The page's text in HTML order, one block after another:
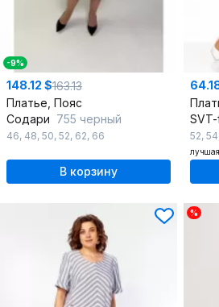
-9%
148.12 $163.13
Платье, Пояс
Содари 755 черный
46, 48, 50, 52, 62, 66
В корзину
52, 54
%